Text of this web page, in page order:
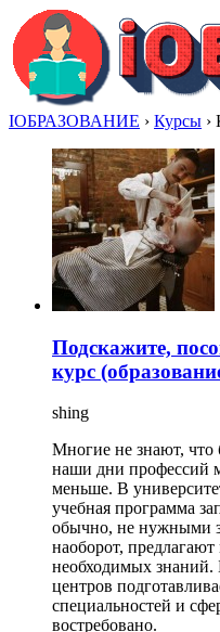
IОБРАЗОВАНИЕ › Курсы ›
Подскажите,
курс
shing
Многие не знают,
наши дни профессий
меньше. В
учебная программа
обычно, не нужными
наоборот,
необходимых знаний.
центров
специальностей и
востребовано.